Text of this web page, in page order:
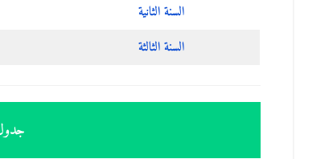
السنة الثانية
السنة الثالثة